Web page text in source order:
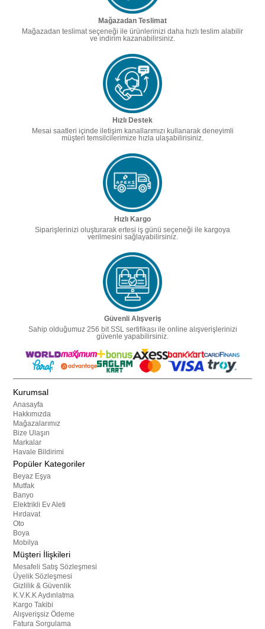
Mağazadan Teslimat
Mağazadan teslimat seçeneği ile ürünlerinizi daha hızlı teslim alabilir
ve indirim kazanabilirsiniz.
Hızlı Destek
Mesai saatleri içinde iletişim kanallarımızı kullanarak deneyimli
müşteri temsilcilerimize hızla ulaşabilirisiniz.
Hızlı Kargo
Siparişlerinizi oluşturarak ertesi iş günü seçeneği ile kargoya
verilmesini sağlayabilirsiniz.
Güvenli Alışveriş
Sahip olduğumuz 256 bit SSL sertifikası ile online alışverişlerinizi
güvenle yapabilirsiniz.
Kurumsal
Anasayfa
Hakkımızda
Mağazalarımız
Bize Ulaşın
Markalar
Havale Bildirimi
Popüler Kategoriler
Beyaz Eşya
Mutfak
Banyo
Elektrikli Ev Aleti
Hırdavat
Oto
Boya
Mobilya
Müşteri İlişkileri
Mesafeli Satış Sözleşmesi
Üyelik Sözleşmesi
Gizlilik & Güvenlik
K.V.K.K Aydınlatma
Kargo Takibi
Alışverişsiz Ödeme
Fatura Sorgulama